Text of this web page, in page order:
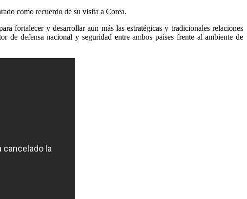
como recuerdo de su visita a Corea.
fortalecer y desarrollar aun más las estratégicas y tradicionales relaciones
de defensa nacional y seguridad entre ambos países frente al ambiente de